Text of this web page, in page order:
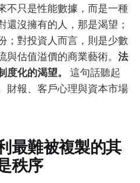
不只是性能數據，而是一種
沒擁有的人，那是渴望；
；對投資人而言，則是少數
估值溢價的商業藝術。 法
化的渴望。
這句話聽起
財報、客戶心理與資本市場
最難被複製的其
秩序